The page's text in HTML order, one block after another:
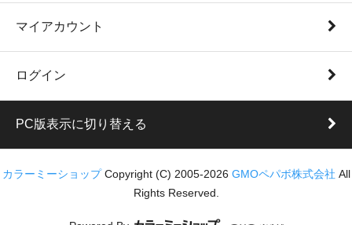
マイアカウント
ログイン
PC版表示に切り替える
カラーミーショップCopyright (C) 2005-2026 GMOペパボ株式会社 All
Rights Reserved.